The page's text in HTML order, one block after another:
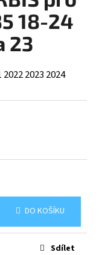
18-24
23
20222023 2024
DO KOŠÍKU
Sdílet